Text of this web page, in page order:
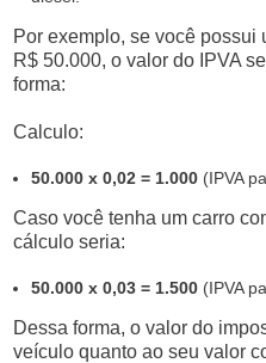
Por exemplo, se você possui
R$ 50.000, o valor do IPVA
forma:
Calculo:
50.000 x 0,02 = 1.000 (IPVA
Caso você tenha um carro
cálculo seria:
50.000 x 0,03 = 1.500 (IPVA
Dessa forma, o valor do
veículo quanto ao seu valor